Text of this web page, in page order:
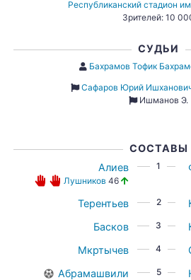
Республиканский стадион
Зрителей: 10
СУДЬИ
Бахрамов Тофик
Сафаров Юрий
Ишманов Э.
СОСТАВЫ
Алиев
Лушников 46
1
Терентьев 2
Басков
3
Мкртычев
4
Абрамашвили
5